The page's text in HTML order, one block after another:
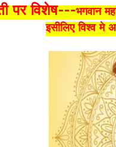
पर विशेष---भगवान
इसीलिए विश्व मे